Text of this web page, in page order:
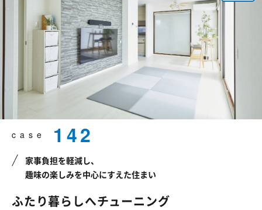
case 142
家事負担を軽減し、
趣味の楽しみを中心にすえた住まい
ふたり暮らしへチューニング